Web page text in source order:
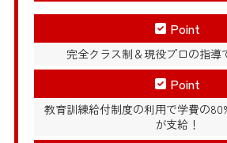
Point
完全クラス制＆現役プロの指導
Point
教育訓練給付制度の利用で学費の
が支給！